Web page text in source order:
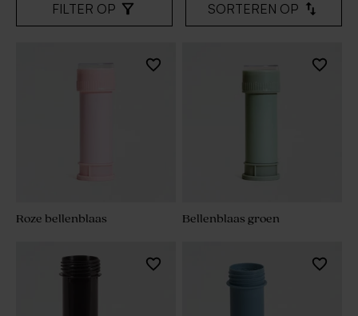
FILTER OP SORTEREN OP
Roze bellenblaas Bellenblaas groen